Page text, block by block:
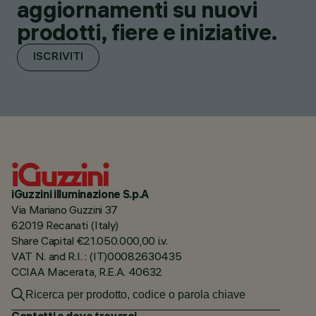
aggiornamenti su nuovi
prodotti, fiere e iniziative.
ISCRIVITI
iGuzzini illuminazione S.p.A
Via Mariano Guzzini 37
62019 Recanati (Italy)
Share Capital €21.050.000,00 i.v.
VAT N. and R.I. : (IT)00082630435
CCIAA Macerata, R.E.A. 40632